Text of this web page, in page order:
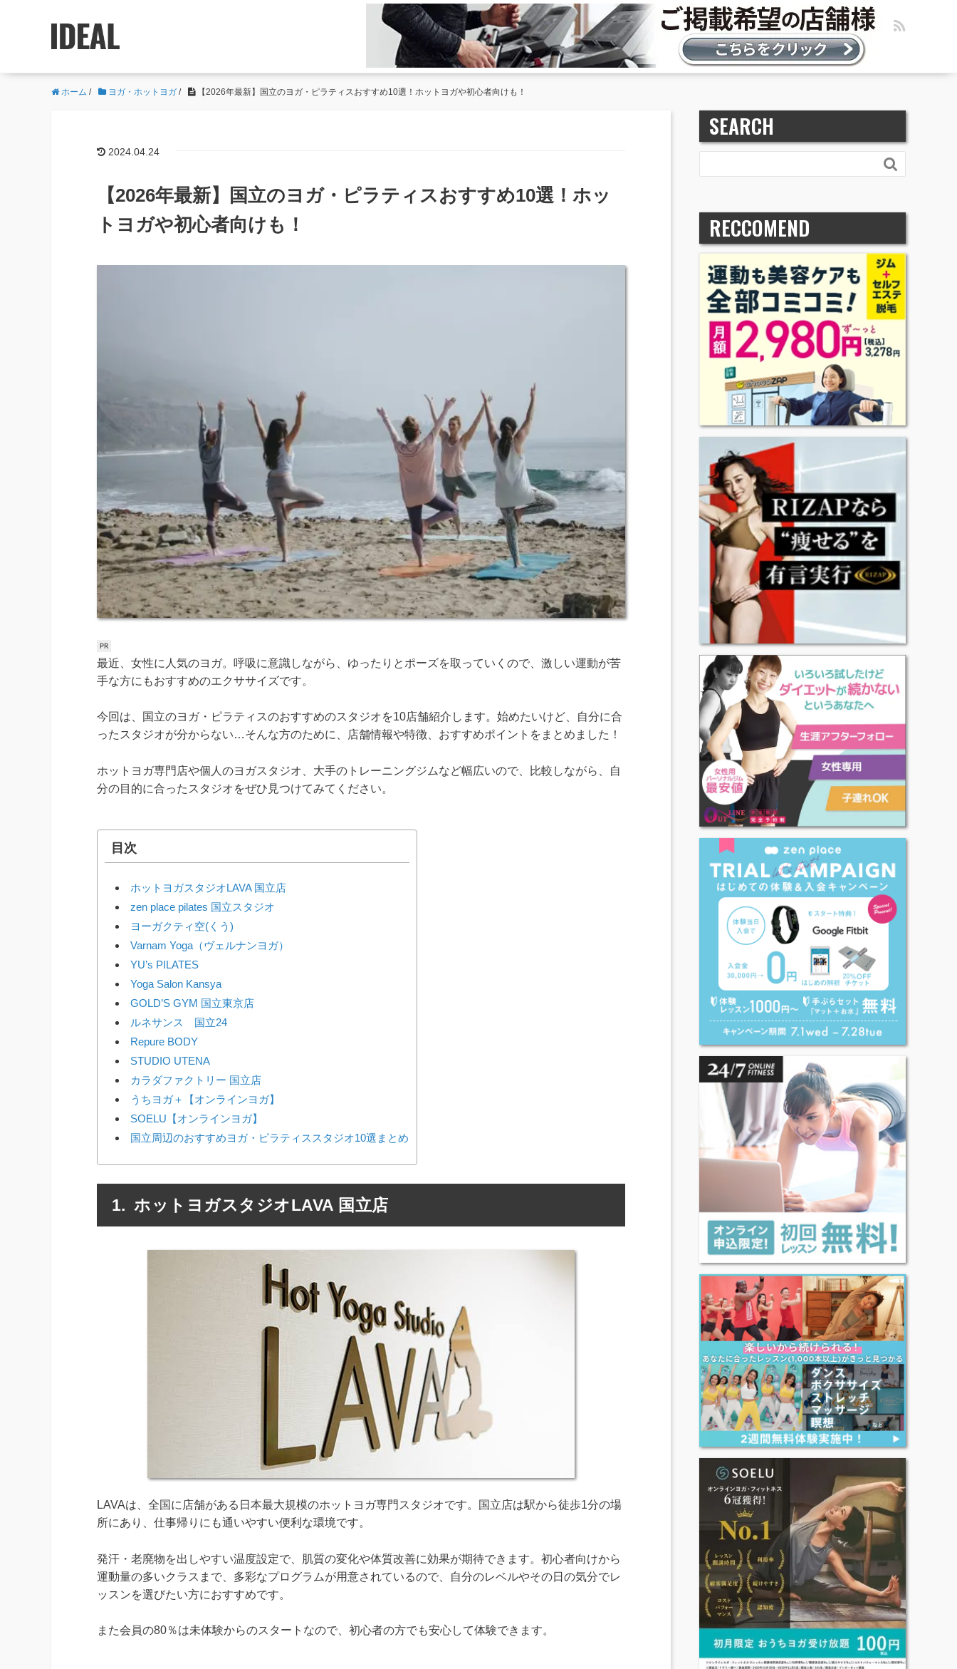
ホーム / ヨガ・ホットヨガ / 【2026年最新】国立のヨガ・ピラティスおすすめ10選！ホットヨガや初心者向けも！
2024.04.24
【2026年最新】国立のヨガ・ピラティスおすすめ10選！ホッ
トヨガや初心者向けも！
最近、女性に人気のヨガ。呼吸に意識しながら、ゆったりとポーズを取っていくので、激しい運動が苦
手な方にもおすすめのエクササイズです。
今回は、国立のヨガ・ピラティスのおすすめのスタジオを10店舗紹介します。始めたいけど、自分に合
ったスタジオが分からない…そんな方のために、店舗情報や特徴、おすすめポイントをまとめました！
ホットヨガ専門店や個人のヨガスタジオ、大手のトレーニングジムなど幅広いので、比較しながら、自
分の目的に合ったスタジオをぜひ見つけてみてください。
目次
ホットヨガスタジオLAVA 国立店
zen place pilates 国立スタジオ
ヨーガクティ空(くう)
Varnam Yoga（ヴェルナンヨガ）
YU’s PILATES
Yoga Salon Kansya
GOLD’S GYM 国立東京店
ルネサンス 国立24
Repure BODY
STUDIO UTENA
カラダファクトリー 国立店
うちヨガ＋【オンラインヨガ】
SOELU【オンラインヨガ】
国立周辺のおすすめヨガ・ピラティススタジオ10選まとめ
ホットヨガスタジオLAVA 国立店
LAVAは、全国に店舗がある日本最大規模のホットヨガ専門スタジオです。国立店は駅から徒歩1分の場
所にあり、仕事帰りにも通いやすい便利な環境です。
発汗・老廃物を出しやすい温度設定で、肌質の変化や体質改善に効果が期待できます。初心者向けから
運動量の多いクラスまで、多彩なプログラムが用意されているので、自分のレベルやその日の気分でレ
ッスンを選びたい方におすすめです。
また会員の80％は未体験からのスタートなので、初心者の方でも安心して体験できます。
SEARCH

RECCOMEND